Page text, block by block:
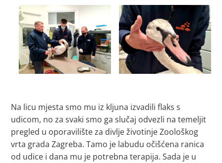
Na licu mjesta smo mu iz kljuna izvadili flaks s
udicom, no za svaki smo ga slučaj odvezli na temeljit
pregled u oporavilište za divlje životinje Zoološkog
vrta grada Zagreba. Tamo je labudu očišćena ranica
od udice i dana mu je potrebna terapija. Sada je u